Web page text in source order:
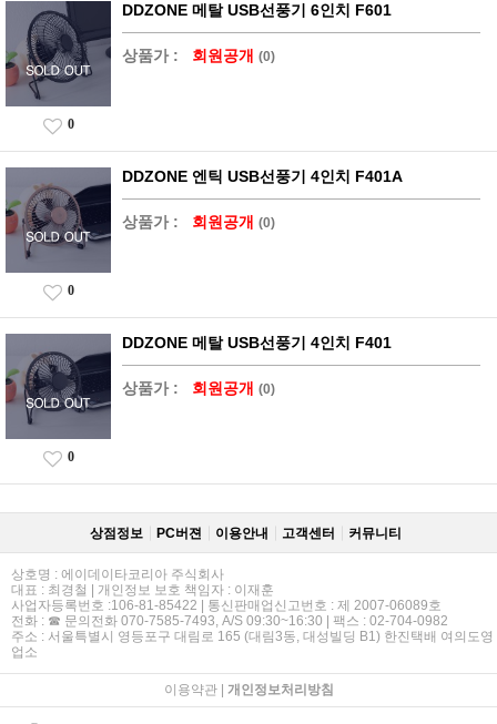
DDZONE 메탈 USB선풍기 6인치 F601
상품가 : 회원공개 (0)
0
DDZONE 엔틱 USB선풍기 4인치 F401A
상품가 : 회원공개 (0)
0
DDZONE 메탈 USB선풍기 4인치 F401
상품가 : 회원공개 (0)
0
상점정보 PC버젼 이용안내 고객센터 커뮤니티
상호명 : 에이데이타코리아 주식회사
대표 : 최경철 | 개인정보 보호 책임자 : 이재훈
사업자등록번호 :106-81-85422 | 통신판매업신고번호 : 제 2007-06089호
전화 : ☎ 문의전화 070-7585-7493, A/S 09:30~16:30 | 팩스 : 02-704-0982
주소 : 서울특별시 영등포구 대림로 165 (대림3동, 대성빌딩 B1) 한진택배 여의도영
업소
이용약관| 개인정보처리방침